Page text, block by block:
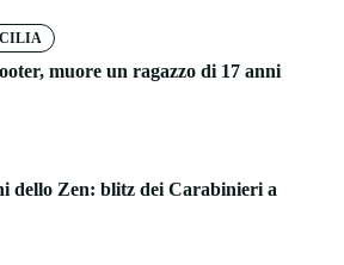
muore un ragazzo di 17 anni
dello Zen: blitz dei Carabinieri a